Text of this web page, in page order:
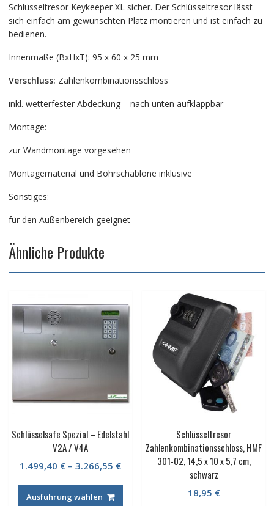
Schlüsseltresor Keykeeper XL sicher. Der Schlüsseltresor lässt
sich einfach am gewünschten Platz montieren und ist einfach zu
bedienen.
Innenmaße (BxHxT): 95 x 60 x 25 mm
Verschluss: Zahlenkombinationsschloss
inkl. wetterfester Abdeckung – nach unten aufklappbar
Montage:
zur Wandmontage vorgesehen
Montagematerial und Bohrschablone inklusive
Sonstiges:
für den Außenbereich geeignet
Ähnliche Produkte
Schlüsselsafe Spezial – Edelstahl
V2A / V4A
1.499,40 €– 3.266,55 €
Ausführung wählen
Schlüsseltresor
Zahlenkombinationsschloss, HMF
301-02, 14,5 x 10 x 5,7 cm,
schwarz
18,95 €